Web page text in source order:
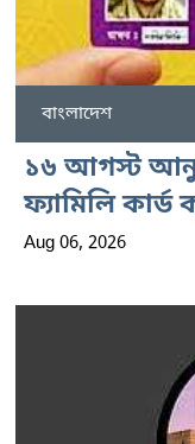
বাংলাদেশ
১৬ আগস্ট
ফ্যামিলি কার্ড
Aug 06, 2026